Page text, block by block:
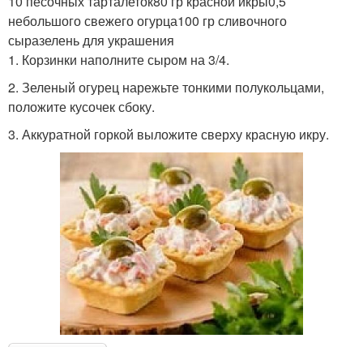
небольшого свежего огурца100 гр сливочного
сыразелень для украшения
1. Корзинки наполните сыром на 3/4.
2. Зеленый огурец нарежьте тонкими полукольцами,
положите кусочек сбоку.
3. Аккуратной горкой выложите сверху красную икру.